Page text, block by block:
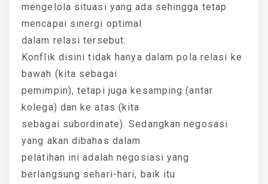
mengelola situasi yang ada sehingga tetap
mencapai sinergi optimal
dalam relasi tersebut.
Konflik disini tidak hanya dalam pola relasi ke
bawah (kita sebagai
pemimpin), tetapi juga kesamping (antar
kolega) dan ke atas (kita
sebagai subordinate). Sedangkan negosasi
yang akan dibahas dalam
pelatihan ini adalah negosiasi yang
berlangsung sehari-hari, baik itu